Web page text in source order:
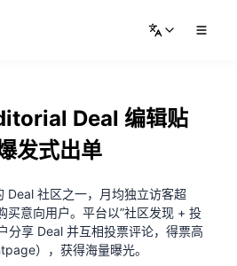
Deal 编辑贴
发式出单
Deal 社区之一，月均独立访客超
买意向用户。平台以”社区发现 + 投
分享 Deal 并互相投票评论，得票高
），获得海量曝光。